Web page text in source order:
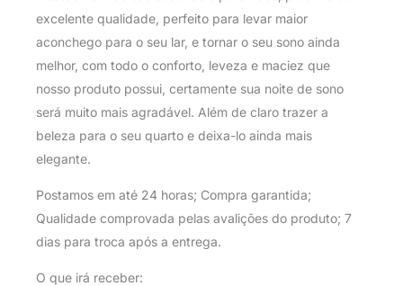
excelente qualidade, perfeito para levar maior
aconchego para o seu lar, e tornar o seu sono ainda
melhor, com todo o conforto, leveza e maciez que
nosso produto possui, certamente sua noite de sono
será muito mais agradável. Além de claro trazer a
beleza para o seu quarto e deixa-lo ainda mais
elegante.
Postamos em até 24 horas; Compra garantida;
Qualidade comprovada pelas avalições do produto; 7
dias para troca após a entrega.
O que irá receber: